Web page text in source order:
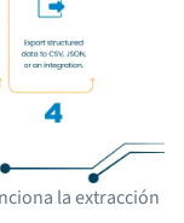
la extracción